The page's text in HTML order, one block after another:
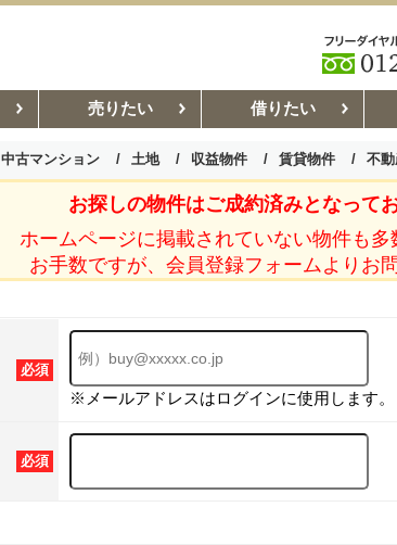
売りたい 借りたい
中古マンション 土地 収益物件 賃貸物件 不
お部屋探しコラム 賃貸管理コ
お探しの物件はご成約済みとなってお
ホームページに掲載されていない物件も多
お手数ですが、会員登録フォームよりお
必須
※メールアドレスはログインに使用します。
必須